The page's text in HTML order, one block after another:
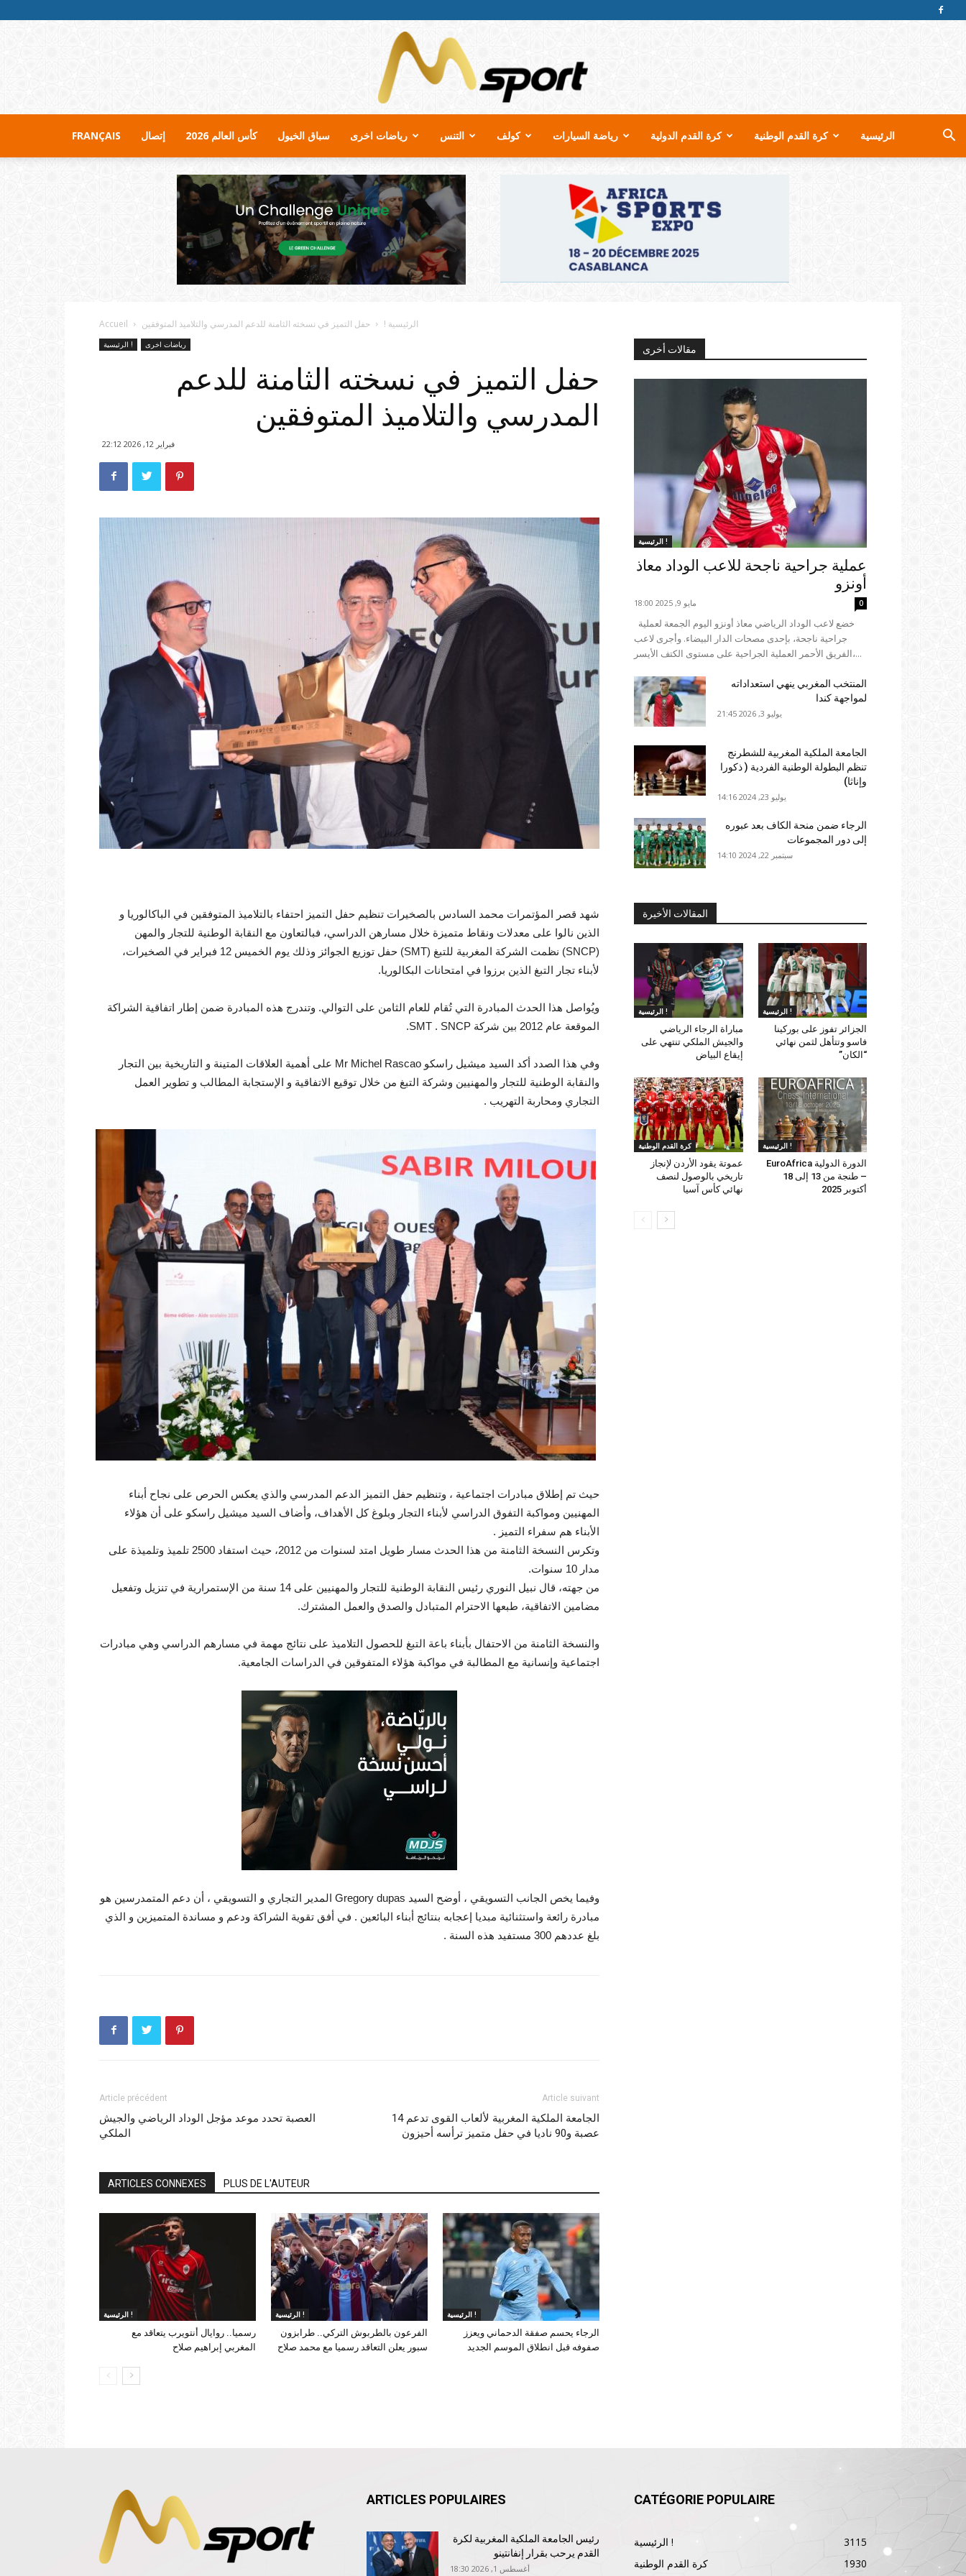
MSport.ma
FRANÇAIS إتصال كأس العالم 2026 سباق الخيول رياضات اخرى التنس كولف رياضة السيارات كرة القدم الدولية كرة القدم الوطنية الرئيسية
Accueil الرئيسية ! حفل التميز في نسخته الثامنة للدعم المدرسي والتلاميذ المتوفقين
الرئيسية ! رياضات اخرى
حفل التميز في نسخته الثامنة للدعم
المدرسي والتلاميذ المتوفقين
فبراير 12, 2026 22:12
شهد قصر المؤتمرات محمد السادس بالصخيرات تنظيم حفل التميز احتفاء بالتلاميذ المتوفقين في الباكالوريا و
الذين نالوا على معدلات ونقاط متميزة خلال مسارهن الدراسي، فبالتعاون مع النقابة الوطنية للتجار والمهن
(SNCP) نظمت الشركة المغربية للتبغ (SMT) حفل توزيع الجوائز وذلك يوم الخميس 12 فبراير في الصخيرات،
لأبناء تجار التبغ الذين برزوا في امتحانات البكالوريا.
ويُواصل هذا الحدث المبادرة التي تُقام للعام الثامن على التوالي. وتندرج هذه المبادرة ضمن إطار اتفاقية الشراكة
الموقعة عام 2012 بين شركة SMT . SNCP.
وفي هذا الصدد أكد السيد ميشيل راسكو Mr Michel Rascao على أهمية العلاقات المتينة و التاريخية بين التجار
والنقابة الوطنية للتجار والمهنيين وشركة التبغ من خلال توقيع الاتفاقية و الإستجابة المطالب و تطوير العمل
التجاري ومحاربة التهريب .
حيث تم إطلاق مبادرات اجتماعية ، وتنظيم حفل التميز الدعم المدرسي والذي يعكس الحرص على نجاح أبناء
المهنيين ومواكبة التفوق الدراسي لأبناء التجار وبلوغ كل الأهداف، وأضاف السيد ميشيل راسكو على أن هؤلاء
الأبناء هم سفراء التميز .
وتكرس النسخة الثامنة من هذا الحدث مسار طويل امتد لسنوات من 2012، حيث استفاد 2500 تلميذ وتلميذة على
مدار 10 سنوات.
من جهته، قال نبيل النوري رئيس النقابة الوطنية للتجار والمهنيين على 14 سنة من الإستمرارية في تنزيل وتفعيل
مضامين الاتفاقية، طبعها الاحترام المتبادل والصدق والعمل المشترك.
والنسخة الثامنة من الاحتفال بأبناء باعة التبغ للحصول التلاميذ على نتائج مهمة في مسارهم الدراسي وهي مبادرات
اجتماعية وإنسانية مع المطالبة في مواكبة هؤلاء المتفوقين في الدراسات الجامعية.
وفيما يخص الجانب التسويقي ، أوضح السيد Gregory dupas المدير التجاري و التسويقي ، أن دعم المتمدرسين هو
مبادرة رائعة واستثنائية مبديا إعجابه بنتائج أبناء البائعين . في أفق تقوية الشراكة ودعم و مساندة المتميزين و الذي
بلغ عددهم 300 مستفيد هذه السنة .
Article précédent
العصبة تحدد موعد مؤجل الوداد الرياضي والجيش
الملكي
Article suivant
الجامعة الملكية المغربية لألعاب القوى تدعم 14
عصبة و90 ناديا في حفل متميز ترأسه أحيزون
ARTICLES CONNEXES PLUS DE L'AUTEUR
الرئيسية !
رسميا.. روايال أنتويرب يتعاقد مع
المغربي إبراهيم صلاح
الرئيسية !
الفرعون بالطربوش التركي.. طرابزون
سبور يعلن التعاقد رسميا مع محمد صلاح
الرئيسية !
الرجاء يحسم صفقة الدحماني ويعزز
صفوفه قبل انطلاق الموسم الجديد
مقالات أخرى
الرئيسية !
عملية جراحية ناجحة للاعب الوداد معاذ
أونزو
مايو 9, 2025 18:00 0
جراحية ناجحة، بإحدى مصحات الدار البيضاء. وأجرى لاعب
الفريق الأحمر العملية الجراحية على مستوى الكتف الأيسر،...
المنتخب المغربي ينهي استعداداته
لمواجهة كندا
يوليو 3, 2026 21:45
الجامعة الملكية المغربية للشطرنج
تنظم البطولة الوطنية الفردية ( ذكورا
وإناثا)
يوليو 23, 2024 14:16
الرجاء ضمن منحة الكاف بعد عبوره
إلى دور المجموعات
سبتمبر 22, 2024 14:10
المقالات الأخيرة
الرئيسية !
مباراة الرجاء الرياضي
والجيش الملكي تنتهي على
إيقاع البياض
الرئيسية !
الجزائر تفوز على بوركينا
فاسو وتتأهل لثمن نهائي
“الكان”
كرة القدم الوطنية
عموتة يقود الأردن لإنجاز
تاريخي بالوصول لنصف
نهائي كأس آسيا
الرئيسية !
الدورة الدولية EuroAfrica
– طنجة من 13 إلى 18
أكتوبر 2025
ARTICLES POPULAIRES
رئيس الجامعة الملكية المغربية لكرة
القدم يرحب بقرار إنفانتينو
أغسطس 1, 2026 18:30
CATÉGORIE POPULAIRE
الرئيسية !
3115
كرة القدم الوطنية
1930